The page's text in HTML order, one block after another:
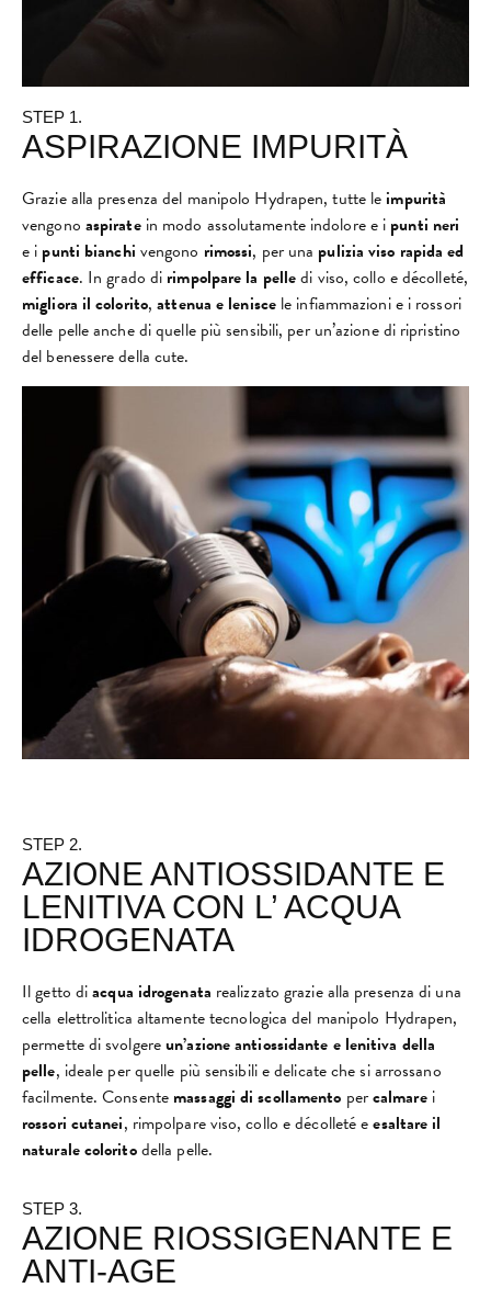
STEP 1.
ASPIRAZIONE IMPURITÀ
Grazie alla presenza del manipolo Hydrapen, tutte le impurità
vengono aspiratein modo assolutamente indolore e i punti neri
e i punti bianchi vengono rimossi, per una pulizia viso rapida ed
efficace. In grado di rimpolpare la pelledi viso, collo e décolleté,
migliora il colorito,attenua e leniscele infiammazioni e i rossori
delle pelle anche di quelle più sensibili, per un’azione di ripristino
del benessere della cute.
STEP 2.
AZIONE ANTIOSSIDANTE E
LENITIVA CON L’ ACQUA
IDROGENATA
Il getto diacqua idrogenata realizzato grazie alla presenza di una
cella elettrolitica altamente tecnologica del manipolo Hydrapen,
permette di svolgereun’azione antiossidante e lenitiva della
pelle, ideale per quelle più sensibili e delicate che si arrossano
facilmente. Consente massaggi di scollamento percalmarei
rossori cutanei, rimpolpare viso, collo e décolleté eesaltare il
naturale coloritodella pelle.
STEP 3.
AZIONE RIOSSIGENANTE E
ANTI-AGE